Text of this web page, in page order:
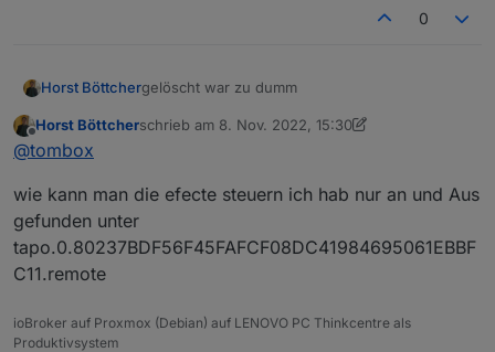
Minimum Node v14 muss installiert sein, sonst
Loginablauf:
Die Tapo App Zugangsdaten eingeben
Steuern
jeweiligen Befehl
Steckdose und Kamerasteuerung aktivieren
0
Horst Böttchergelöscht war zu dumm
Offline
Horst Böttcherschrieb am 8. Nov. 2022, 15:30
zuletzt editiert von Horst Böttcher
@tombox
wie kann man die efecte steuern ich hab nur an und Aus
gefunden unter
tapo.0.80237BDF56F45FAFCF08DC41984695061EBBF
C11.remote
ioBroker auf Proxmox (Debian) auf LENOVO PC Thinkcentre als
Produktivsystem